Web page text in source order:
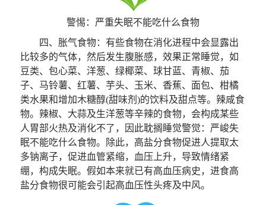
警惕：严重失眠不能吃什么食物
四、胀气食物：有些食物在消化进程中会显露出
比较多的气体，然后发生腹胀感，效果正常睡觉，如
豆类、包心菜、洋葱、绿椰菜、球甘蓝、青椒、茄
子、马铃薯、红薯、芋头、玉米、香蕉、面包、柑橘
类水果和增加木糖醇(甜味剂)的饮料及甜点等。辣咸食
物。辣椒、大蒜及生洋葱等辛辣的食物，会构成某些
人胃部火热及消化不了，因此耽搁睡觉警觉：严峻失
眠不能吃什么食物。除此，高盐分食物促进人提取太
多钠离子，促进血管紧缩，血压上升，导致情绪紧
绷，构成失眠。假如本来就已有高血压病史，进食高
盐分食物很可能会引起高血压性头疼及中风。